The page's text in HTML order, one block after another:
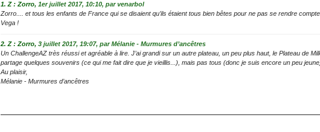
1. Z : Zorro, 1er juillet 2017, 10:10, parvenarbol
Zorro.... et tous les enfants de France qui se disaient qu’ils étaient tous bien bêtes pour ne pas se rendre
Vega !
2. Z : Zorro, 3 juillet 2017, 19:07, parMélanie - Murmures d’ancêtres
Un ChallengeAZ très réussi et agréable à lire. J’ai grandi sur un autre plateau, un peu plus haut, le Plateau de
partage quelques souvenirs (ce qui me fait dire que je vieillis...), mais pas tous (donc je suis encore un peu
Au plaisir,
Mélanie - Murmures d’ancêtres